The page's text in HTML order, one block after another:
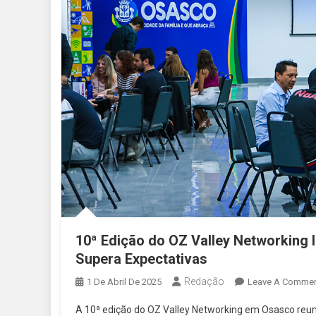
10ª Edição do OZ Valley
Supera Expectativas
1 De Abril De 2025 Redação Leave A
A 10ª edição do OZ Valley Networking em Osasco